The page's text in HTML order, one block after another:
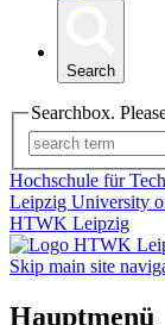
Search
Searchbox.
Hochschule für
Leipzig University
HTWK Leipzig
Skip main site
Hauptmenü